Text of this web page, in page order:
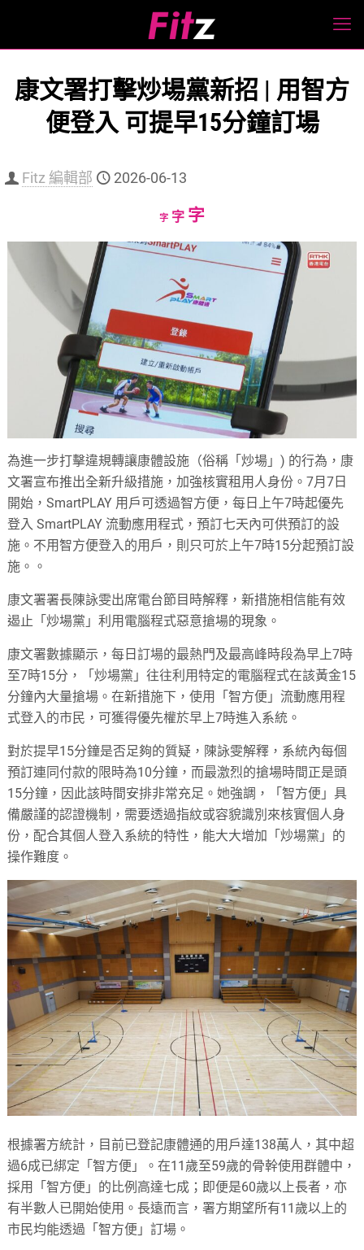
康文署打擊炒場黨新招 | 用智方
便登入 可提早15分鐘訂場
Fitz 編輯部 2026-06-13
字Decrease
size.
字Reset
size.
字Increase
size.
為進一步打擊違規轉讓康體設施（俗稱「炒場」) 的行為，康
文署宣布推出全新升級措施，加強核實租用人身份。7月7日
開始，SmartPLAY 用戶可透過智方便，每日上午7時起優先
登入 SmartPLAY 流動應用程式，預訂七天內可供預訂的設
施。不用智方便登入的用戶，則只可於上午7時15分起預訂設
施。。
康文署署長陳詠雯出席電台節目時解釋，新措施相信能有效
遏止「炒場黨」利用電腦程式惡意搶場的現象。
康文署數據顯示，每日訂場的最熱門及最高峰時段為早上7時
至7時15分，「炒場黨」往往利用特定的電腦程式在該黃金15
分鐘內大量搶場。在新措施下，使用「智方便」流動應用程
式登入的市民，可獲得優先權於早上7時進入系統。
對於提早15分鐘是否足夠的質疑，陳詠雯解釋，系統內每個
預訂連同付款的限時為10分鐘，而最激烈的搶場時間正是頭
15分鐘，因此該時間安排非常充足。她強調，「智方便」具
備嚴謹的認證機制，需要透過指紋或容貌識別來核實個人身
份，配合其個人登入系統的特性，能大大增加「炒場黨」的
操作難度。
根據署方統計，目前已登記康體通的用戶達138萬人，其中超
過6成已綁定「智方便」。在11歲至59歲的骨幹使用群體中，
採用「智方便」的比例高達七成；即便是60歲以上長者，亦
有半數人已開始使用。長遠而言，署方期望所有11歲以上的
市民均能透過「智方便」訂場。